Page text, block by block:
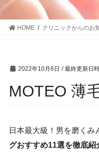
HOME クリニックからのお
2022年10月6日 / 最終更新日
MOTEO 薄
日本最大級！男を磨くみ
グおすすめ11選を徹底紹